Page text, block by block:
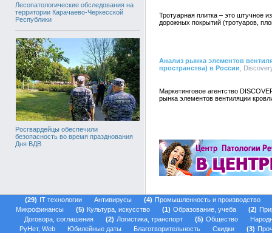
Лесопатологические обследования на
территории Карачаево-Черкесской
Республики
Росгвардейцы обеспечили
безопасность во время празднования
Дня ВДВ
Тротуарная плитка – это штучное
дорожных покрытий (тротуаров,
Анализ рынка элементов
пространства) в России ,
Маркетинговое агентство
рынка элементов вентиляции
29 IT технологии Антивирусы 4
Промышленность и производство
Микрофинансы
5 Культура, искусство 1 Образование, учеба 2
Договора, соглашения
2 Логистика, транспорт 5 Общество
РуНет, Web
Юбилейные даты Благотворительность Скидки 3